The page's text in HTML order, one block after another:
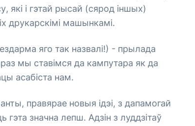
які і гэтай рысай (сярод іншых)
друкарскімі машынкамі.
яго так назвалі!) - прылада
мы ставімся да кампутара як да
асабіста нам.
правярае новыя ідэі, з дапамогай
значна лепш. Адзін з луддзітаў